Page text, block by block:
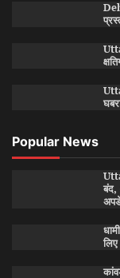
Popular News
बंद,